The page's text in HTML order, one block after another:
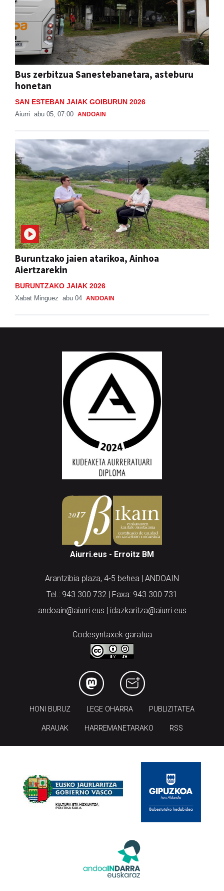
Bus zerbitzua Sanestebanetara, asteburu
honetan
SAN ESTEBAN JAIAK GOIBURUN 2026
Aiurri abu 05, 07:00 ANDOAIN
Buruntzako jaien atarikoa, Ainhoa
Aiertzarekin
BURUNTZAKO JAIAK 2026
Xabat Minguez abu 04 ANDOAIN
Aiurri.eus - Erroitz BM
Arantzibia plaza, 4-5 behea | ANDOAIN
Tel.: 943 300 732 | Faxa: 943 300 731
andoain@aiurri.eus | idazkaritza@aiurri.eus
Codesyntaxek garatua
HONI BURUZ LEGE OHARRA PUBLIZITATEA
ARAUAK HARREMANETARAKO RSS